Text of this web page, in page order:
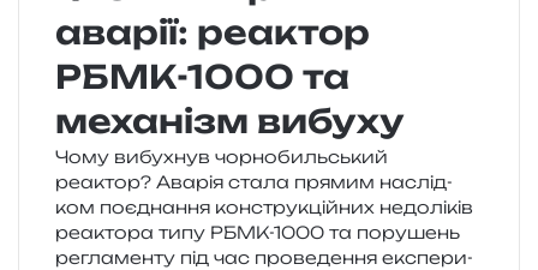
аварії: реактор
РБМК-1000 та
механізм вибуху
Чому вибу­хнув чор­но­биль­ський
реактор? Аварія стала пря­мим наслід­
ком поєд­на­н­ня кон­стру­кцій­них недо­лі­ків
реакто­ра типу РБМК-1000 та пору­шень
регла­мен­ту під час про­ве­де­н­ня екс­пе­ри­